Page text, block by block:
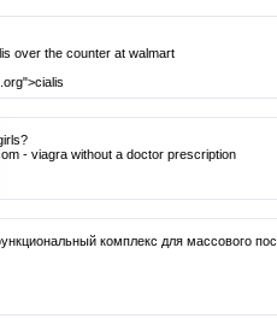
over the counter at walmart
- viagra without a doctor prescription
комплекс для массового